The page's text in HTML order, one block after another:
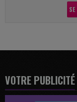
VOTRE PUBLICITÉ